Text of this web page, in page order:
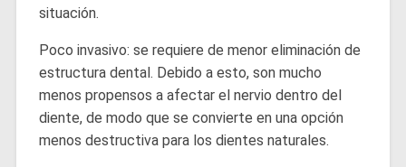
situación.
Poco invasivo: se requiere de menor eliminación de
estructura dental. Debido a esto, son mucho
menos propensos a afectar el nervio dentro del
diente, de modo que se convierte en una opción
menos destructiva para los dientes naturales.